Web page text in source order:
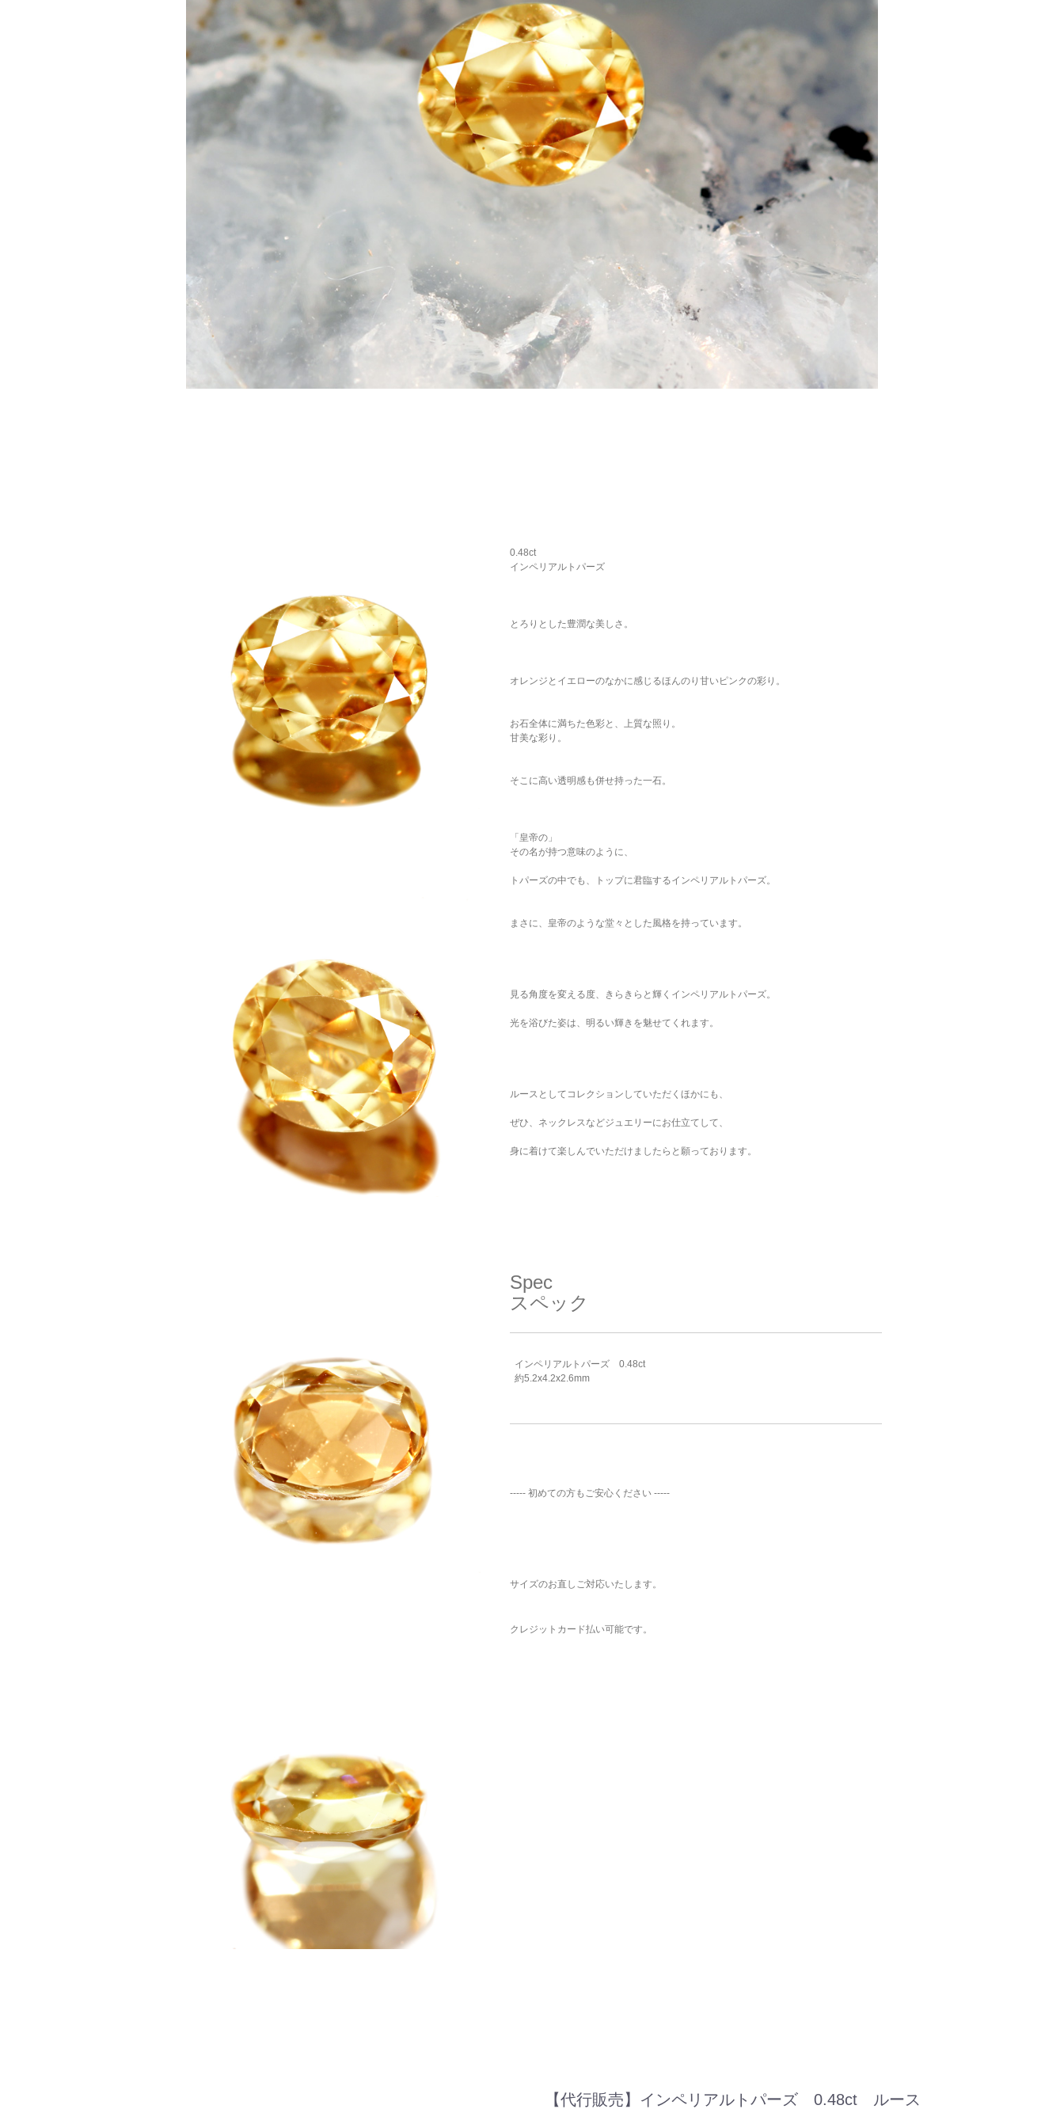
0.48ct
インペリアルトパーズ
とろりとした豊潤な美しさ。
オレンジとイエローのなかに感じるほんのり甘いピンクの彩り。
お石全体に満ちた色彩と、上質な照り。
甘美な彩り。
そこに高い透明感も併せ持った一石。
「皇帝の」
その名が持つ意味のように、
トパーズの中でも、トップに君臨するインペリアルトパーズ。
まさに、皇帝のような堂々とした風格を持っています。
見る角度を変える度、きらきらと輝くインペリアルトパーズ。
光を浴びた姿は、明るい輝きを魅せてくれます。
ルースとしてコレクションしていただくほかにも、
ぜひ、ネックレスなどジュエリーにお仕立てして、
身に着けて楽しんでいただけましたらと願っております。
Spec
スペック
インペリアルトパーズ 0.48ct
約5.2x4.2x2.6mm
----- 初めての方もご安心ください -----
サイズのお直しご対応いたします。
クレジットカード払い可能です。
【代行販売】インペリアルトパーズ 0.48ct ルース
ご注文手続き